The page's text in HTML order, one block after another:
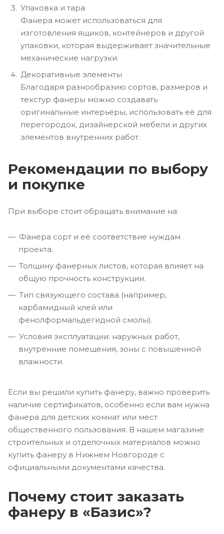
Упаковка и тара
Фанера может использоваться для
изготовления ящиков, контейнеров и другой
упаковки, которая выдерживает значительные
механические нагрузки.
Декоративные элементы
Благодаря разнообразию сортов, размеров и
текстур фанеры можно создавать
оригинальные интерьеры, использовать её для
перегородок, дизайнерской мебели и других
элементов внутренних работ.
Рекомендации по выбору
и покупке
При выборе стоит обращать внимание на:
Фанера сорт и её соответствие нуждам
проекта.
Толщину фанерных листов, которая влияет на
общую прочность конструкции.
Тип связующего состава (например,
карбамидный клей или
фенолформальдегидной смолы).
Условия эксплуатации: наружных работ,
внутренние помещения, зоны с повышенной
влажности.
Если вы решили купить фанеру, важно проверить
наличие сертификатов, особенно если вам нужна
фанера для детских комнат или мест
общественного пользования. В нашем магазине
строительных и отделочных материалов можно
купить фанеру в Нижнем Новгороде с
официальными документами качества.
Почему стоит заказать
фанеру в «Базис»?